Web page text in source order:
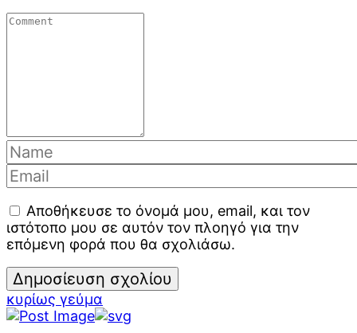
Αποθήκευσε το όνομά μου, email, και τον
ιστότοπο μου σε αυτόν τον πλοηγό για την
επόμενη φορά που θα σχολιάσω.
κυρίως γεύμα